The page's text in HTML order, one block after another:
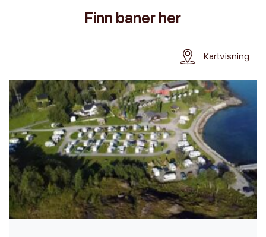
Finn baner her
Kartvisning